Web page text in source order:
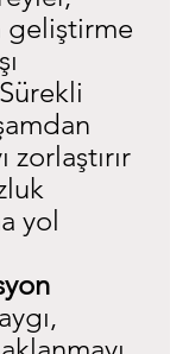
geliştirme
zorlaştırır
yol